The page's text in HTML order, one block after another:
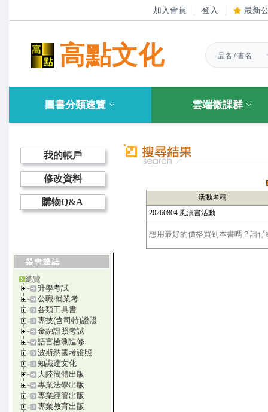
加入會員 登入 最新
高點文化
圖書分類速覽 雲端微課群
我的帳戶
修改資料
購物Q&A
總覽
升學考試
公職‧就業考
各類工具書
專技(含司特)證照
金融證照考試
語言檢測進修
波斯納國考證照
知識達文化
大陸簡體出版
專業法學出版
專業經管出版
專業教育出版
活動名稱
20260804 風漬書活動
想用最好的價格買到本書嗎？請